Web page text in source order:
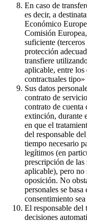
En caso de
es decir, a
Económico
Comisión
suficiente
protección
transfiere
aplicable, entre los
contractuales
Sus datos
contrato de
contrato de cuenta
extinción, durante
en que el
del responsable
tiempo necesario
legítimos (en
prescripción de las
aplicable), pero no
oposición. No
personales se
consentimiento
El responsable del
decisiones